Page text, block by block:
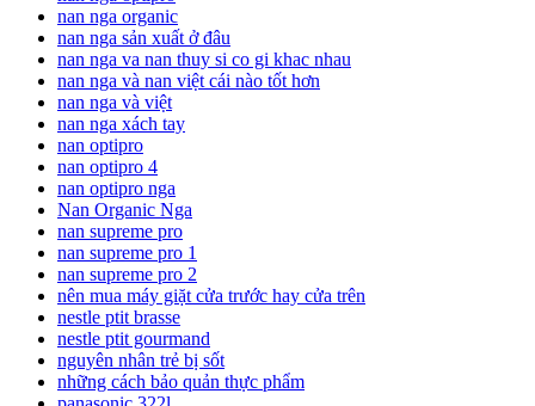
nan nga organic
nan nga sản xuất ở đâu
nan nga va nan thuy si co gi khac nhau
nan nga và nan việt cái nào tốt hơn
nan nga và việt
nan nga xách tay
nan optipro
nan optipro 4
nan optipro nga
Nan Organic Nga
nan supreme pro
nan supreme pro 1
nan supreme pro 2
nên mua máy giặt cửa trước hay cửa trên
nestle ptit brasse
nestle ptit gourmand
nguyên nhân trẻ bị sốt
những cách bảo quản thực phẩm